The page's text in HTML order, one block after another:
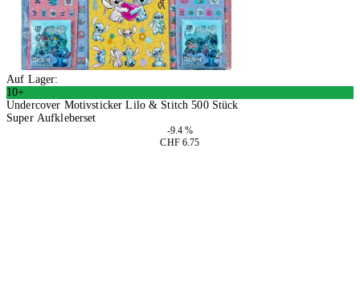
Auf Lager:
10+
Undercover Motivsticker Lilo & Stitch 500 Stück
Super Aufkleberset
-9.4 %
CHF 6.75